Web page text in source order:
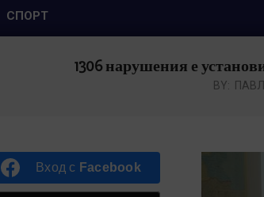
Primary
СПОРТ
1306 нарушения е
BY:
Вход с Facebook